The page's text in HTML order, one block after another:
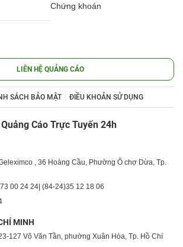
Chứng khoán
LIÊN HỆ QUẢNG CÁO
SÁCH BẢO MẬT ĐIỀU KHOẢN SỬ DỤNG
Cáo Trực Tuyến 24h
, 36 Hoàng Cầu, Phường Ô chợ Dừa, Tp.
73 00 24 24 | (84-24)35 12 18 06
MINH
127 Võ Văn Tần, phường Xuân Hòa, Tp. Hồ Chí